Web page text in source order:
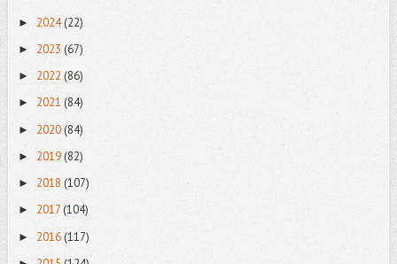
► 2024(22)
► 2023 (67)
► 2022 (86)
► 2021 (84)
► 2020(84)
► 2019(82)
► 2018 (107)
► 2017 (104)
► 2016(117)